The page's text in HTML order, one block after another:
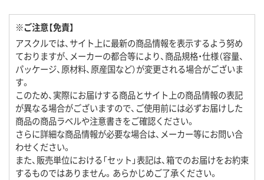
※ご注意【免責】
アスクルでは、サイト上に最新の商品情報を表示するよう努め
ておりますが、メーカーの都合等により、商品規格・仕様（容量、
パッケージ、原材料、原産国など）が変更される場合がございま
す。
このため、実際にお届けする商品とサイト上の商品情報の表記
が異なる場合がございますので、ご使用前には必ずお届けした
商品の商品ラベルや注意書きをご確認ください。
さらに詳細な商品情報が必要な場合は、メーカー等にお問い合
わせください。
また、販売単位における「セット」表記は、箱でのお届けをお約束
するものではありません。あらかじめご了承ください。